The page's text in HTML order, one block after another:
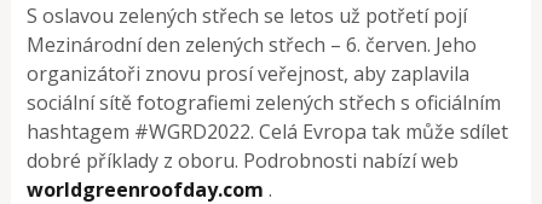
S oslavou zelených střech se letos už potřetí pojí
Mezinárodní den zelených střech – 6. červen. Jeho
organizátoři znovu prosí veřejnost, aby zaplavila
sociální sítě fotografiemi zelených střech s oficiálním
hashtagem #WGRD2022. Celá Evropa tak může sdílet
dobré příklady z oboru. Podrobnosti nabízí web
worldgreenroofday.com .